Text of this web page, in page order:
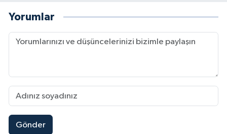
Yorumlar
Gönder